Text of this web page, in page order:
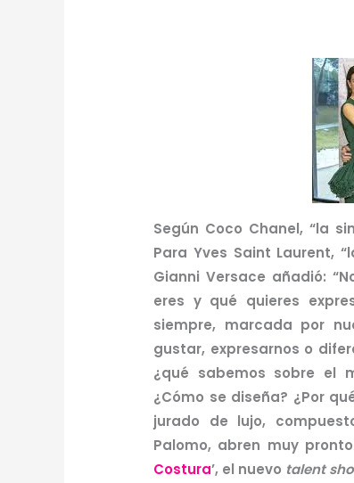
Según Coco Chanel, “la
Para Yves Saint Laurent,
Gianni Versace añadió:
eres y qué quieres
siempre, marcada por
gustar, expresarnos o
¿qué sabemos sobre el
¿Cómo se diseña? ¿Por
jurado de lujo,
Palomo, abren muy
Costura’, el nuevo talent